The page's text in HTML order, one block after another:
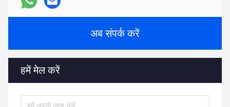
अब संपर्क करें
हमें मेल करें